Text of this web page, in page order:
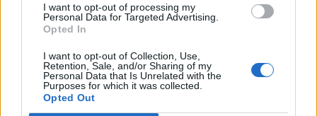
I want to opt-out of processing my
Personal Data for Targeted Advertising.
Opted In
I want to opt-out of Collection, Use,
Retention, Sale, and/or Sharing of my
Personal Data that Is Unrelated with the
Purposes for which it was collected.
Opted Out